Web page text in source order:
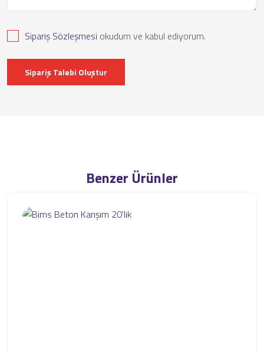
Sipariş Sözleşmesi okudum ve kabul ediyorum.
Sipariş Talebi Oluştur
Benzer Ürünler